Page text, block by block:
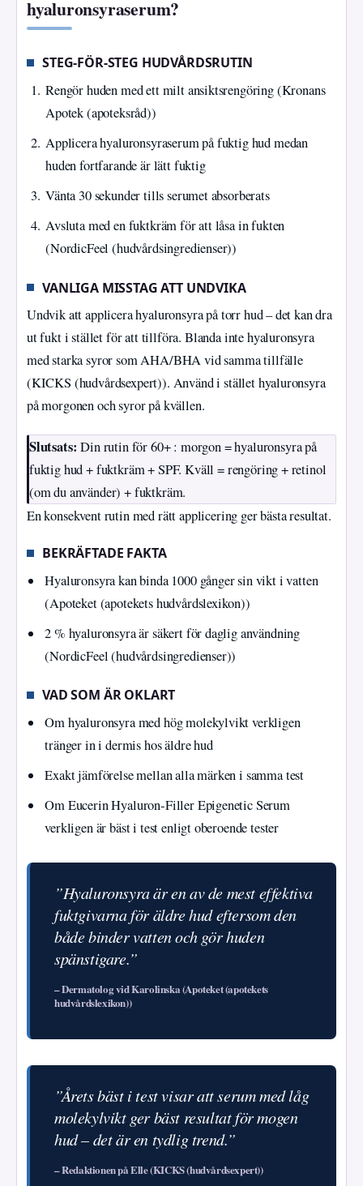
hyaluronsyraserum?
STEG-FÖR-STEG HUDVÅRDSRUTIN
Rengör huden med ett milt ansiktsrengöring (Kronans
Apotek (apoteksråd))
Applicera hyaluronsyraserum på fuktig hud medan
huden fortfarande är lätt fuktig
Vänta 30 sekunder tills serumet absorberats
Avsluta med en fuktkräm för att låsa in fukten
(NordicFeel (hudvårdsingredienser))
VANLIGA MISSTAG ATT UNDVIKA
Undvik att applicera hyaluronsyra på torr hud – det kan dra
ut fukt i stället för att tillföra. Blanda inte hyaluronsyra
med starka syror som AHA/BHA vid samma tillfälle
(KICKS (hudvårdsexpert)). Använd i stället hyaluronsyra
på morgonen och syror på kvällen.
Slutsats: Din rutin för 60+ : morgon = hyaluronsyra på
fuktig hud + fuktkräm + SPF. Kväll = rengöring + retinol
(om du använder) + fuktkräm.
En konsekvent rutin med rätt applicering ger bästa resultat.
BEKRÄFTADE FAKTA
Hyaluronsyra kan binda 1000 gånger sin vikt i vatten
(Apoteket (apotekets hudvårdslexikon))
2 % hyaluronsyra är säkert för daglig användning
(NordicFeel (hudvårdsingredienser))
VAD SOM ÄR OKLART
Om hyaluronsyra med hög molekylvikt verkligen
tränger in i dermis hos äldre hud
Exakt jämförelse mellan alla märken i samma test
Om Eucerin Hyaluron‑Filler Epigenetic Serum
verkligen är bäst i test enligt oberoende tester
”Hyaluronsyra är en av de mest effektiva
fuktgivarna för äldre hud eftersom den
både binder vatten och gör huden
spänstigare.”
– Dermatolog vid Karolinska (Apoteket (apotekets
hudvårdslexikon))
”Årets bäst i test visar att serum med låg
molekylvikt ger bäst resultat för mogen
hud – det är en tydlig trend.”
– Redaktionen på Elle (KICKS (hudvårdsexpert))